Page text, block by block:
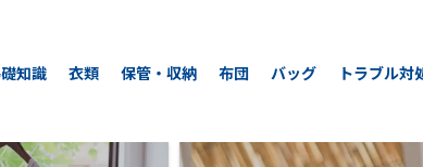
知識 衣類 保管・収納 布団 バッグ トラブル対